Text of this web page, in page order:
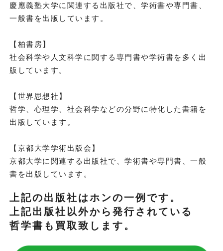
慶應義塾大学に関連する出版社で、学術書や専門書、
一般書を出版しています。
【柏書房】
社会科学や人文科学に関する専門書や学術書を多く出
版しています。
【世界思想社】
哲学、心理学、社会科学などの分野に特化した書籍を
出版しています。
【京都大学学術出版会】
京都大学に関連する出版社で、学術書や専門書、一般
書を出版しています。
上記の出版社はホンの一例です。
上記出版社以外から発行されている
哲学書も買取致します。